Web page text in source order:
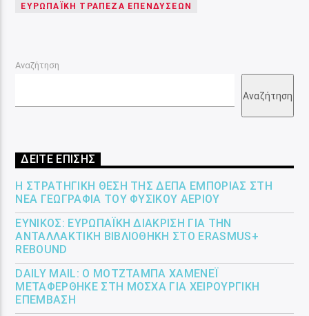
ΕΥΡΩΠΑΪΚΉ ΤΡΆΠΕΖΑ ΕΠΕΝΔΎΣΕΩΝ
Αναζήτηση
Αναζήτηση
ΔΕΙΤΕ ΕΠΙΣΗΣ
Η ΣΤΡΑΤΗΓΙΚΉ ΘΈΣΗ ΤΗΣ ΔΕΠΑ ΕΜΠΟΡΊΑΣ ΣΤΗ
ΝΈΑ ΓΕΩΓΡΑΦΊΑ ΤΟΥ ΦΥΣΙΚΟΎ ΑΕΡΊΟΥ
ΕΎΝΙΚΟΣ: ΕΥΡΩΠΑΪΚΉ ΔΙΆΚΡΙΣΗ ΓΙΑ ΤΗΝ
ΑΝΤΑΛΛΑΚΤΙΚΉ ΒΙΒΛΙΟΘΉΚΗ ΣΤΟ ERASMUS+
REBOUND
DAILY MAIL: Ο ΜΟΤΖΤΆΜΠΑ ΧΑΜΕΝΕΪ́
ΜΕΤΑΦΈΡΘΗΚΕ ΣΤΗ ΜΌΣΧΑ ΓΙΑ ΧΕΙΡΟΥΡΓΙΚΉ
ΕΠΈΜΒΑΣΗ